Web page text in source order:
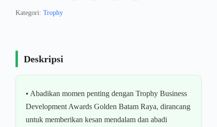
Kategori: Trophy
Deskripsi
• Abadikan momen penting dengan Trophy Business
Development Awards Golden Batam Raya, dirancang
untuk memberikan kesan mendalam dan abadi